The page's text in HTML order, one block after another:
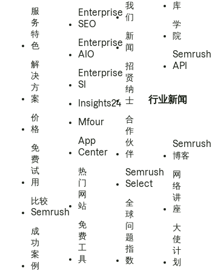
服
务
特
色
解
决
方
案
价
格
免
费
试
用
比较
Semrush
成
功
案
例
Enterprise
SEO
Enterprise
AIO
Enterprise
SI
Insights24
Mfour
App
Center
热
门
网
站
免
费
工
具
我
们
新
闻
招
贤
纳
士
合
作
伙
伴
Semrush
Select
全
球
问
题
指
数
库
学
院
Semrush
API
行业新闻
Semrush
博客
网
络
讲
座
大
使
计
划